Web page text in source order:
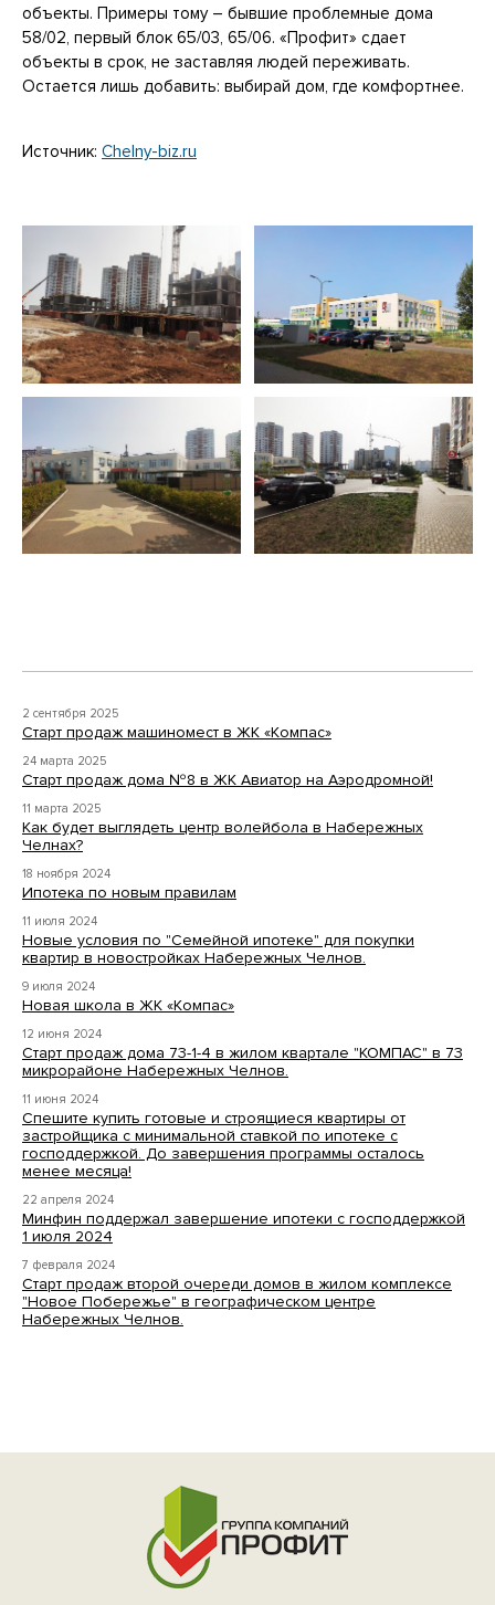
объекты. Примеры тому – бывшие проблемные дома
58/02, первый блок 65/03, 65/06. «Профит» сдает
объекты в срок, не заставляя людей переживать.
Остается лишь добавить: выбирай дом, где комфортнее.
Источник: Chelny-biz.ru
2 сентября 2025
Старт продаж машиномест в ЖК «Компас»
24 марта 2025
Старт продаж дома №8 в ЖК Авиатор на Аэродромной!
11 марта 2025
Как будет выглядеть центр волейбола в Набережных
Челнах?
18 ноября 2024
Ипотека по новым правилам
11 июля 2024
Новые условия по "Семейной ипотеке" для покупки
квартир в новостройках Набережных Челнов.
9 июля 2024
Новая школа в ЖК «Компас»
12 июня 2024
Старт продаж дома 73-1-4 в жилом квартале "КОМПАС" в 73
микрорайоне Набережных Челнов.
11 июня 2024
Спешите купить готовые и строящиеся квартиры от
застройщика с минимальной ставкой по ипотеке с
господдержкой. До завершения программы осталось
менее месяца!
22 апреля 2024
Минфин поддержал завершение ипотеки с господдержкой
1 июля 2024
7 февраля 2024
Старт продаж второй очереди домов в жилом комплексе
"Новое Побережье" в географическом центре
Набережных Челнов.